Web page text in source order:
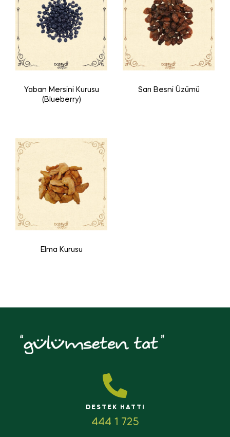
Yaban Mersini Kurusu
(Blueberry)
Sarı Besni Üzümü
Elma Kurusu
DESTEK HATTI
444 1 725